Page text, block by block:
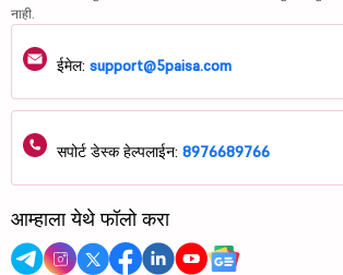
नाही.
ईमेल: support@5paisa.com
सपोर्ट डेस्क हेल्पलाईन: 8976689766
आम्हाला येथे फॉलो करा